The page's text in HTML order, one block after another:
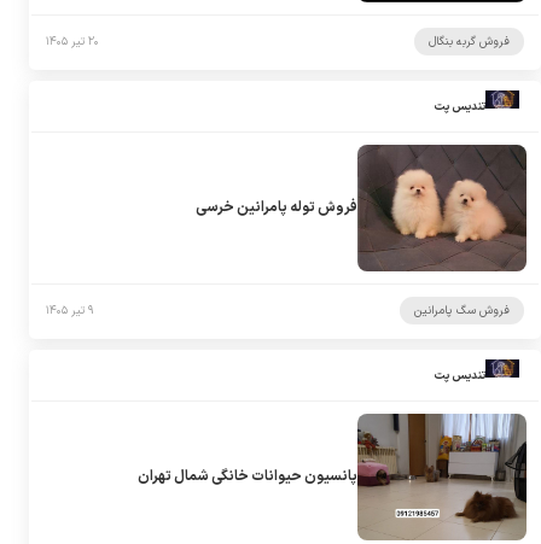
فروش گربه بنگال ۲۰ تیر ۱۴۰۵
تندیس پت
فروش توله پامرانین خرسی
فروش سگ پامرانین ۹ تیر ۱۴۰۵
تندیس پت
پانسیون حیوانات خانگی شمال تهران